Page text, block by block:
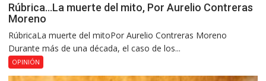
Rúbrica…La muerte del mito, Por Aurelio Contreras
Moreno
RúbricaLa muerte del mitoPor Aurelio Contreras Moreno
Durante más de una década, el caso de los...
OPINIÓN